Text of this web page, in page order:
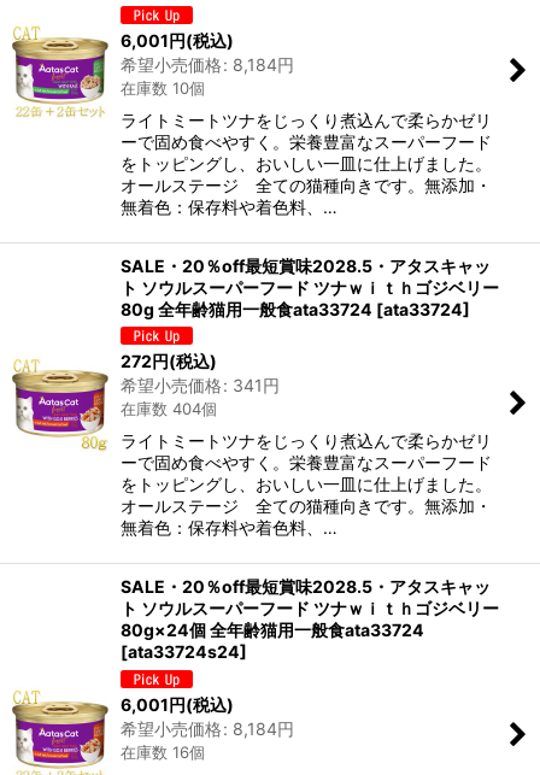
6,001円(税込)
希望小売価格: 8,184円
在庫数 10個
ライトミートツナをじっくり煮込んで柔らかゼリ
ーで固め食べやすく。栄養豊富なスーパーフード
をトッピングし、おいしい一皿に仕上げました。
オールステージ 全ての猫種向きです。無添加・
無着色：保存料や着色料、…
SALE・20％off最短賞味2028.5・アタスキャッ
ト ソウルスーパーフード ツナｗｉｔｈゴジベリー
80g 全年齢猫用一般食ata33724 [ata33724]
272円(税込)
希望小売価格: 341円
在庫数 404個
ライトミートツナをじっくり煮込んで柔らかゼリ
ーで固め食べやすく。栄養豊富なスーパーフード
をトッピングし、おいしい一皿に仕上げました。
オールステージ 全ての猫種向きです。無添加・
無着色：保存料や着色料、…
SALE・20％off最短賞味2028.5・アタスキャッ
ト ソウルスーパーフード ツナｗｉｔｈゴジベリー
80g×24個 全年齢猫用一般食ata33724
[ata33724s24]
6,001円(税込)
希望小売価格: 8,184円
在庫数 16個